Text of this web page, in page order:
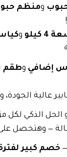
ومنظم
و
إضافي وطقم
عالية الجودة،
الحل الذكي لكل
— وهتحصل
خصم كبير